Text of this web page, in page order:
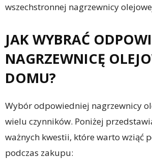
wszechstronnej nagrzewnicy
JAK WYBRAĆ
NAGRZEWNICĘ
DOMU?
Wybór odpowiedniej nagrzewnicy
wielu czynników. Poniżej
ważnych kwestii, które warto wziąć
podczas zakupu: